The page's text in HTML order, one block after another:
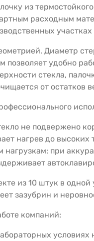
из
расходным
Диаметр
позволяет удобно
стекла,
от остатков
не подвержено
нагрев до высоких
нагрузкам: при
из 10 штук в
зазубрин и
компаний:
условиях